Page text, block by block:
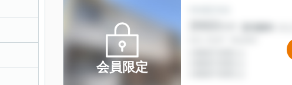
会員限定